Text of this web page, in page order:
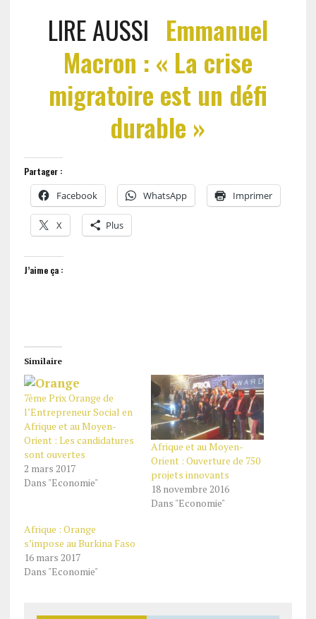
LIRE AUSSI Emmanuel
Macron : « La crise
migratoire est un défi
durable »
Partager :
Facebook WhatsApp Imprimer
X Plus
J’aime ça :
Similaire
7ème Prix Orange de
l’Entrepreneur Social en
Afrique et au Moyen-
Orient : Les candidatures
sont ouvertes
2 mars 2017
Dans "Economie"
Afrique et au Moyen-
Orient : Ouverture de 750
projets innovants
18 novembre 2016
Dans "Economie"
Afrique : Orange
s’impose au Burkina Faso
16 mars 2017
Dans "Economie"